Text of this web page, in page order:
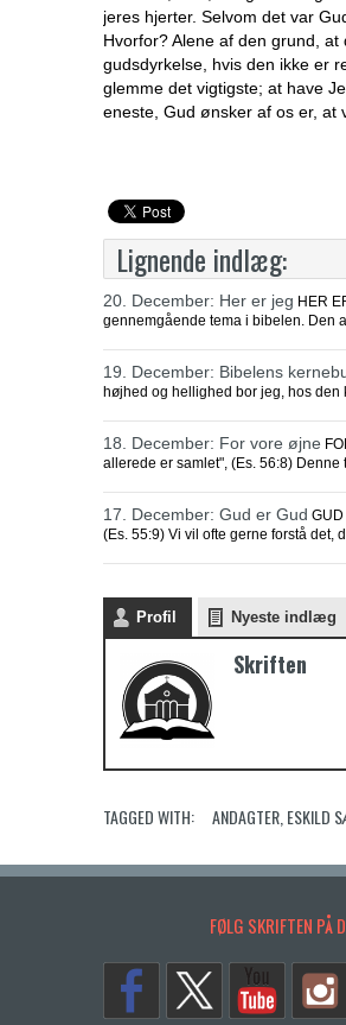
jeres hjerter. Selvom det var
Hvorfor? Alene af den grund,
gudsdyrkelse, hvis den ikke er
glemme det vigtigste; at have
eneste, Gud ønsker af os er, at
Lignende indlæg:
20. December: Her er jeg HER
gennemgående tema i bibelen.
19. December: Bibelens
højhed og hellighed bor jeg, hos
18. December: For vore øjne
allerede er samlet", (Es. 56:8)
17. December: Gud er Gud
(Es. 55:9) Vi vil ofte gerne forstå det,
Profil Nyeste indlæg
Skriften
TAGGED WITH: ANDAGTER ESKILD
FØLG SKRIFTEN PÅ